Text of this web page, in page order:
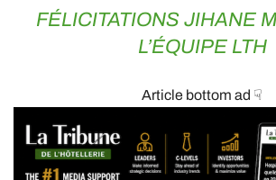
FÉLICITATIONS JIHANE
L’ÉQUIPE LTH
Article bottom ad ☟